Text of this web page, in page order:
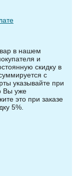
в нашем
и
скидку в
с
указывайте при
Вы уже
это при заказе
5%.